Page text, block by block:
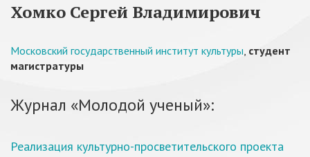
Хомко Сергей Владимирович
Московский государственный институт культуры, студент
магистратуры
Журнал «Молодой ученый»:
Реализация культурно-просветительского проекта